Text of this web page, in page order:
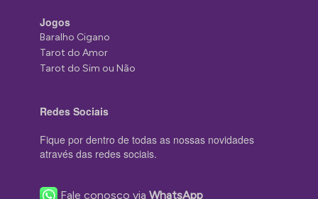
Jogos
Baralho Cigano
Tarot do Amor
Tarot do Sim ou Não
Redes Sociais
Fique por dentro de todas as nossas novidades
através das redes sociais.
Fale conosco viaWhatsApp